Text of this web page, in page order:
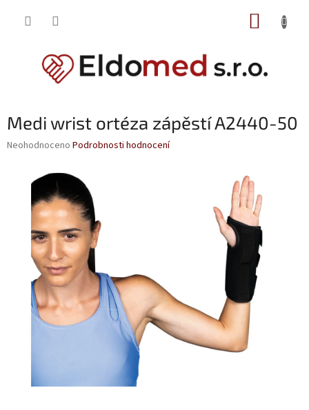
Medi wrist ortéza zápěstí A2440-50
Průměrné
hvězdiček.
Neohodnoceno Podrobnosti hodnocení